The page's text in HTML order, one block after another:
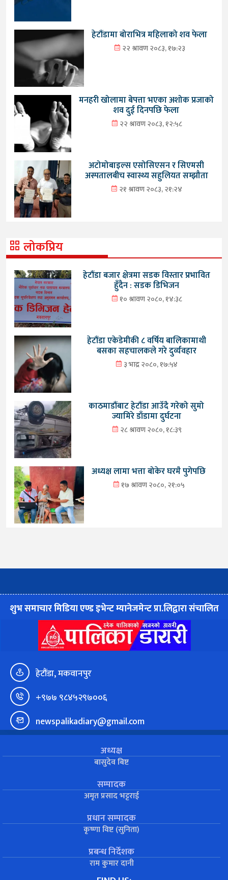
हेटौंडामा बोराभित्र महिलाको शव फेला
२२ श्रावण २०८३, १७:२३
मनहरी खोलामा बेपत्ता भएका अशोक प्रजाको
शव दुई दिनपछि फेला
२२ श्रावण २०८३, १२:५८
अटोमोबाइल्स एसोसिएसन र सिएमसी
अस्पतालबीच स्वास्थ्य सहुलियत सम्झौता
२१ श्रावण २०८३, २१:२४
लोकप्रिय
हेटौंडा बजार क्षेत्रमा सडक विस्तार प्रभावित
हुँदैन : सडक डिभिजन
१० श्रावण २०८०, १४:३८
हेटौंडा एकेडेमीकी ८ वर्षिय बालिकामाथी
बसका सहचालकले गरे दुर्व्यवहार
३ भाद्र २०८०, १७:५४
काठमाडौंबाट हेटौंडा आउँदै गरेको सुमो
ज्यामिरे डाँडामा दुर्घटना
२८ श्रावण २०८०, १८:३९
अध्यक्ष लामा भत्ता बोकेर घरमै पुगेपछि
१७ श्रावण २०८०, २१:०५
शुभ समाचार मिडिया एण्ड इभेन्ट म्यानेजमेन्ट प्रा.लिद्वारा संचालित
हेटौंडा, मकवानपुर
+९७७ ९८४५२९७००६
newspalikadiary@gmail.com
अध्यक्ष
बासुदेव बिष्ट
सम्पादक
अमृत प्रसाद भट्टराई
प्रधान सम्पादक
कृष्णा विष्ट (सुनिता)
प्रबन्ध निर्देशक
राम कुमार दानी